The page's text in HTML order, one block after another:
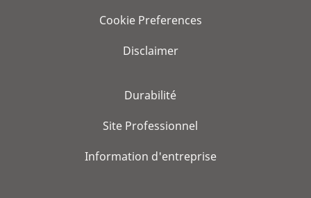
Cookie Preferences
Disclaimer
Durabilité
Site Professionnel
Information d'entreprise